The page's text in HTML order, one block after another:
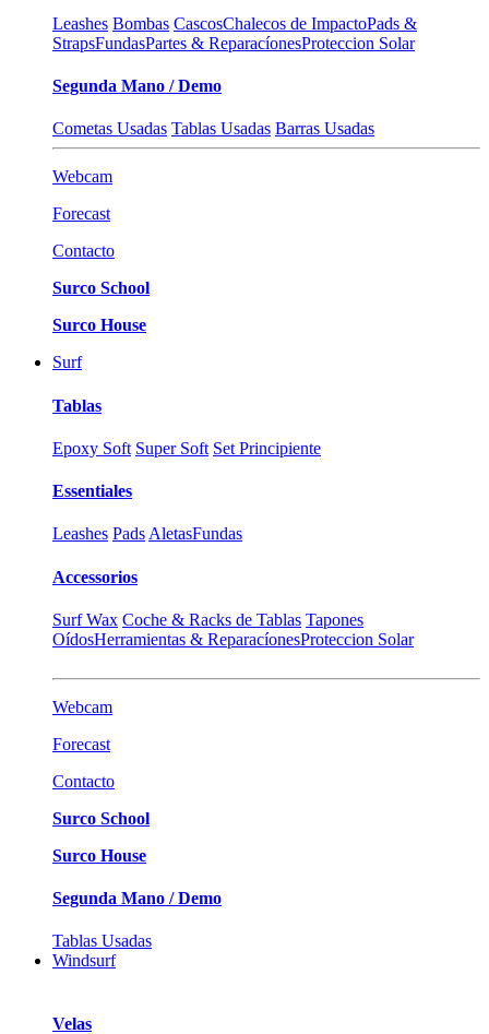
Leashes Bombas CascosChalecos de ImpactoPads &
StrapsFundasPartes & ReparacíonesProteccion Solar
Segunda Mano / Demo
Cometas Usadas Tablas Usadas Barras Usadas
Webcam
Forecast
Contacto
Surco School
Surco House
Surf
Tablas
Epoxy Soft Super Soft Set Principiente
Essentiales
Leashes Pads AletasFundas
Accessorios
Surf Wax Coche & Racks de Tablas Tapones
OídosHerramientas & ReparacíonesProteccion Solar
Webcam
Forecast
Contacto
Surco School
Surco House
Segunda Mano / Demo
Tablas Usadas
Windsurf
Velas